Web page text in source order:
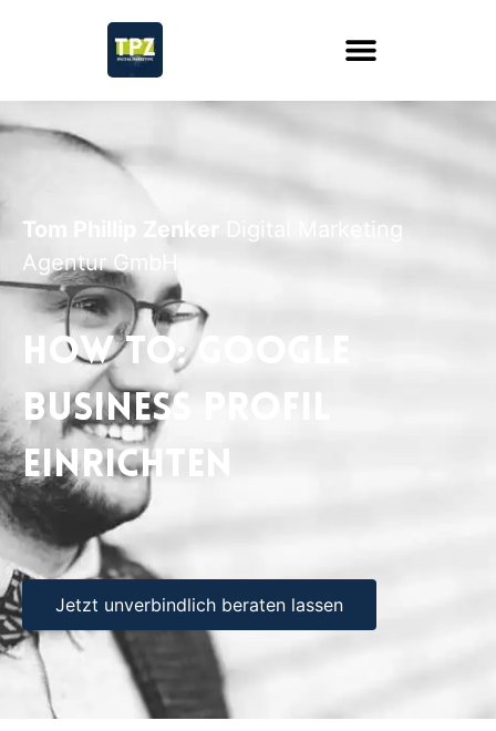
Tom Phillip Zenker
Digital Marketing
Agentur GmbH
How to: Google
Business Profil
einrichten
Jetzt unverbindlich beraten lassen